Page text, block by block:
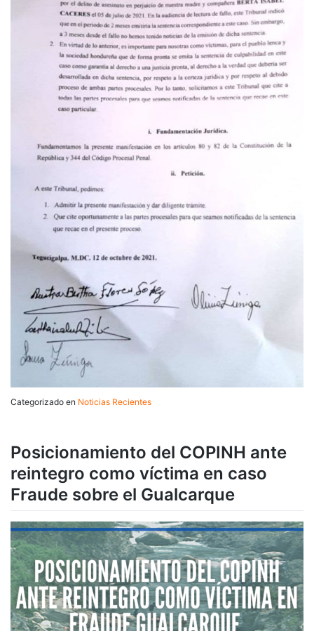
Categorizado en Noticias Recientes
Posicionamiento del COPINH ante
reintegro como víctima en caso
Fraude sobre el Gualcarque